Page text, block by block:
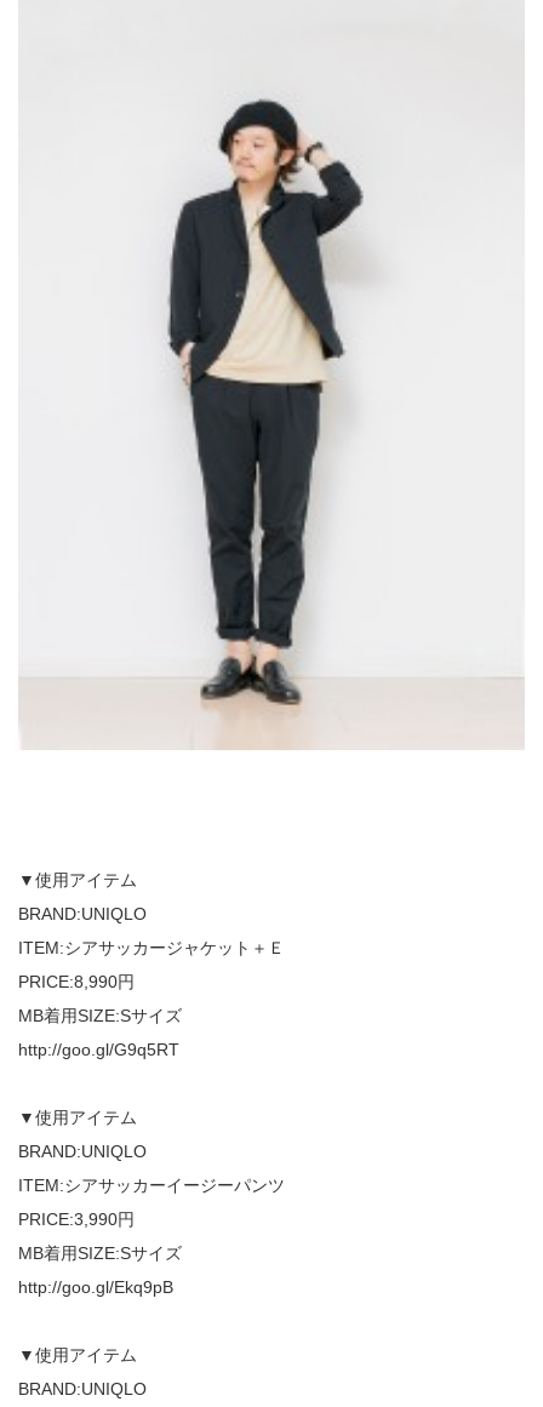
▼使用アイテム
BRAND:UNIQLO
ITEM:シアサッカージャケット＋Ｅ
PRICE:8,990円
MB着用SIZE:Sサイズ
http://goo.gl/G9q5RT
▼使用アイテム
BRAND:UNIQLO
ITEM:シアサッカーイージーパンツ
PRICE:3,990円
MB着用SIZE:Sサイズ
http://goo.gl/Ekq9pB
▼使用アイテム
BRAND:UNIQLO